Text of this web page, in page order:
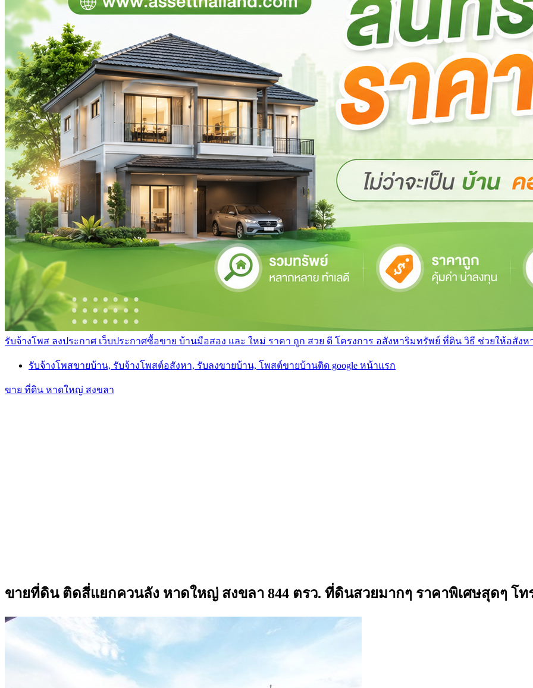
รับจ้างโพส ลงประกาศ เว็บประกาศซื้อขาย บ้านมือสอง และ ใหม่ ราคา ถูก สวย ดี โครงการ อสังหาริมทรัพย์ ที่ดิน วิธี ช่วยให้อสังห
รับจ้างโพสขายบ้าน, รับจ้างโพสต์อสังหา, รับลงขายบ้าน, โพสต์ขายบ้านติด google หน้าแรก
ขาย ที่ดิน หาดใหญ่ สงขลา
ขายที่ดิน ติดสี่แยกควนลัง หาดใหญ่ สงขลา 844 ตรว. ที่ดินสวยมากๆ ราคาพิเศษสุดๆ โทร